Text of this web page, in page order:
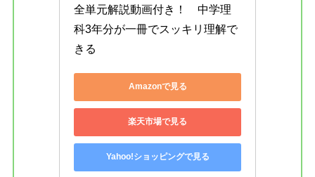
全単元解説動画付き！　中学理
科3年分が一冊でスッキリ理解で
きる
Amazonで見る
楽天市場で見る
Yahoo!ショッピングで見る